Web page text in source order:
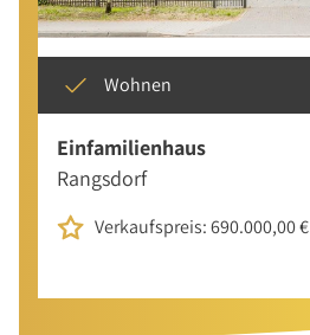
Wohnen
Einfamilienhaus
Rangsdorf
Verkaufspreis: 690.000,00 €